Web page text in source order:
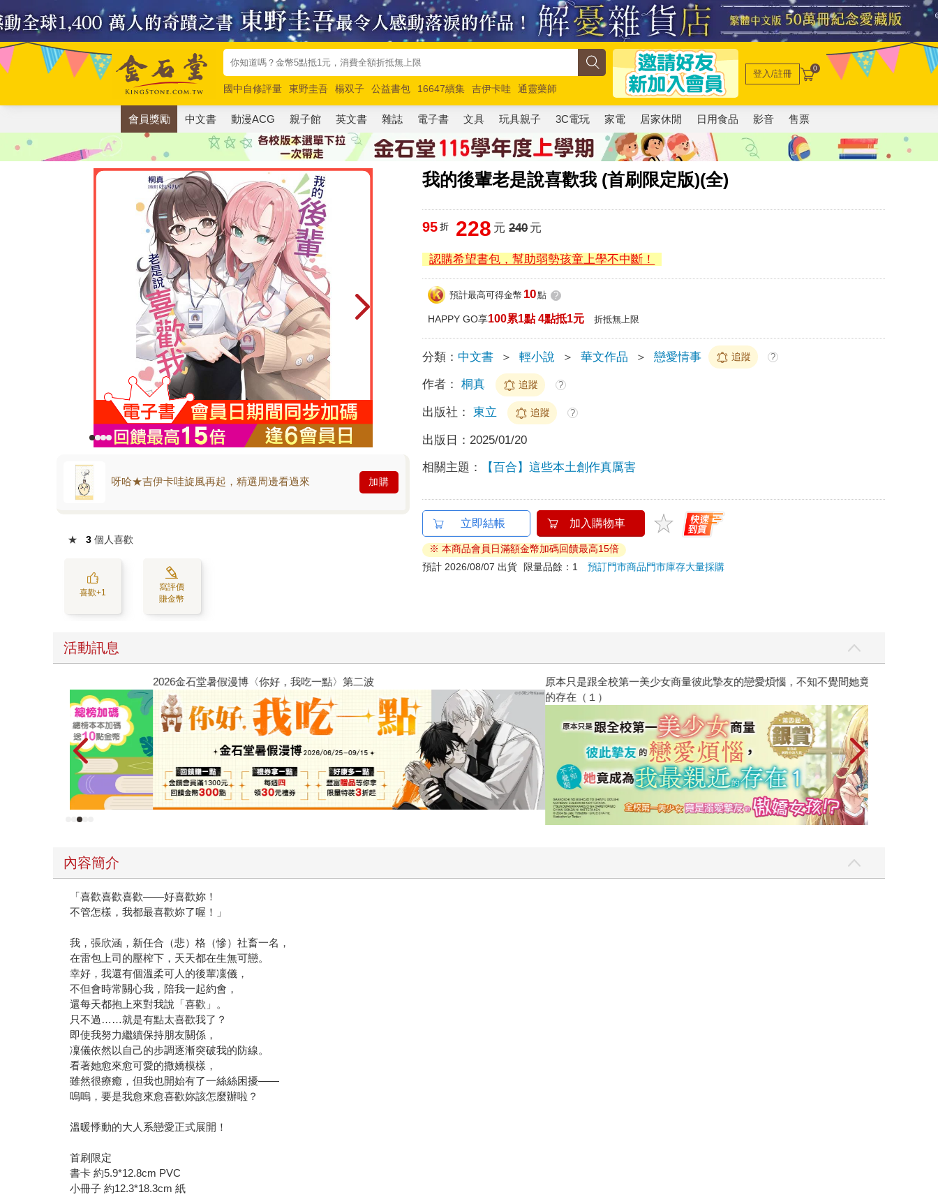
國中自修評量 東野圭吾 楊双子 公益書包 16647續集 吉伊卡哇
通靈藥師
唯紅花綻放
奧德賽 路邊攤新作 馬斯克 玩具總動員5 超慢跑
登入/註冊 0
會員獎勵 中文書 動漫ACG 親子館 英文書 雜誌 電子書 文具 玩具親子 3C電玩 家電 居家休閒 日用食品 影音 售票
我的後輩老是說喜歡我 (首刷限定版)(全)
呀哈★吉伊卡哇旋風再起，精選周邊看過來 加購
★ 3 個人喜歡
喜歡+1
寫評價
賺金幣
95 折 228 元 240元
認購希望書包，幫助弱勢孩童上學不中斷！
預計最高可得金幣 10點 ?
HAPPY GO享100累1點 4點抵1元 折抵無上限
分類： 中文書 ＞ 輕小說 ＞ 華文作品 ＞ 戀愛情事 追蹤 ?
作者： 桐真 追蹤 ?
出版社： 東立 追蹤 ?
出版日： 2025/01/20
相關主題： 【百合】這些本土創作真厲害
立即結帳 加入購物車
※ 本商品會員日滿額金幣加碼回饋最高15倍
預計 2026/08/07 出貨
限量品餘：1預訂門市商品門市庫存大量採購
活動訊息
2026金石堂暑假漫博〈你好，我吃一點〉第二波
原本只是跟全校第一美少女商量彼此摯友的戀愛煩惱，不知不覺間她竟成為我最親近
的存在（１）
台灣角川2026
內容簡介
「喜歡喜歡喜歡——好喜歡妳！
不管怎樣，我都最喜歡妳了喔！」
我，張欣涵，新任合（悲）格（慘）社畜一名，
在雷包上司的壓榨下，天天都在生無可戀。
幸好，我還有個溫柔可人的後輩凜儀，
不但會時常關心我，陪我一起約會，
還每天都抱上來對我說「喜歡」。
只不過……就是有點太喜歡我了？
即使我努力繼續保持朋友關係，
凜儀依然以自己的步調逐漸突破我的防線。
看著她愈來愈可愛的撒嬌模樣，
雖然很療癒，但我也開始有了一絲絲困擾——
嗚嗚，要是我愈來愈喜歡妳該怎麼辦啦？
溫暖悸動的大人系戀愛正式展開！
首刷限定
書卡 約5.9*12.8cm PVC
小冊子 約12.3*18.3cm 紙